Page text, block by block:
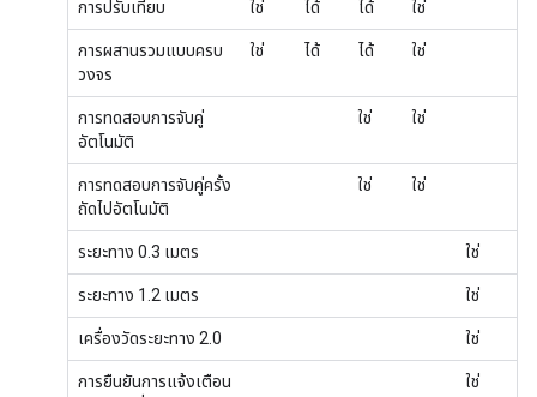
การปรับเทียบ ใช่ ได้ ได้ ใช่
การผสานรวมแบบครบ
วงจร
ใช่ ได้ ได้ ใช่
การทดสอบการจับคู่
อัตโนมัติ
ใช่ ใช่
การทดสอบการจับคู่ครั้ง
ถัดไปอัตโนมัติ
ใช่ ใช่
ระยะทาง 0.3 เมตร ใช่
ระยะทาง 1.2 เมตร ใช่
เครื่องวัดระยะทาง 2.0 ใช่
การยืนยันการแจ้งเตือน
ใช่